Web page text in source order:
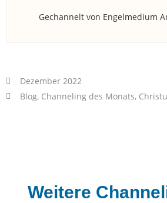
Gechannelt von Engelmedium
Dezember 2022
Blog, Channeling des Monats,
Weitere